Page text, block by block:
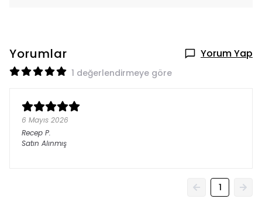
Yorumlar Yorum Yap
1 değerlendirmeye göre
6 Mayıs 2026
Recep P.
Satın Alınmış
1